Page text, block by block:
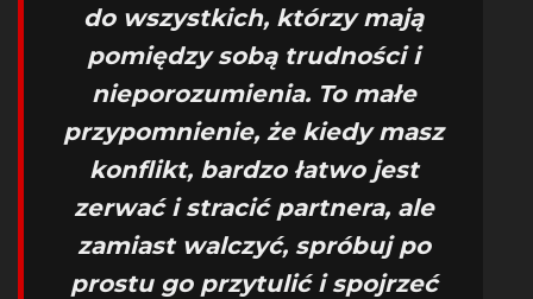
do wszystkich, którzy mają
pomiędzy sobą trudności i
nieporozumienia. To małe
przypomnienie, że kiedy masz
konflikt, bardzo łatwo jest
zerwać i stracić partnera, ale
zamiast walczyć, spróbuj po
prostu go przytulić i spojrzeć